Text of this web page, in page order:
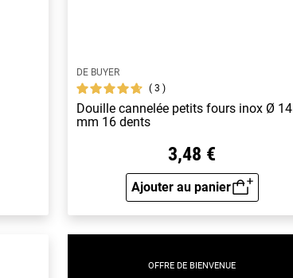
DE BUYER
3
Douille cannelée petits fours inox Ø 14
mm 16 dents
3,48 €
Ajouter au panier
Aperçu rapide
OFFRE DE BIENVENUE